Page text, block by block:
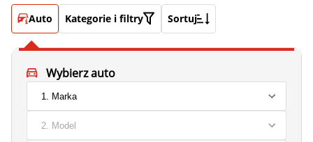
Auto Kategorie i filtry Sortuj
Wybierz auto